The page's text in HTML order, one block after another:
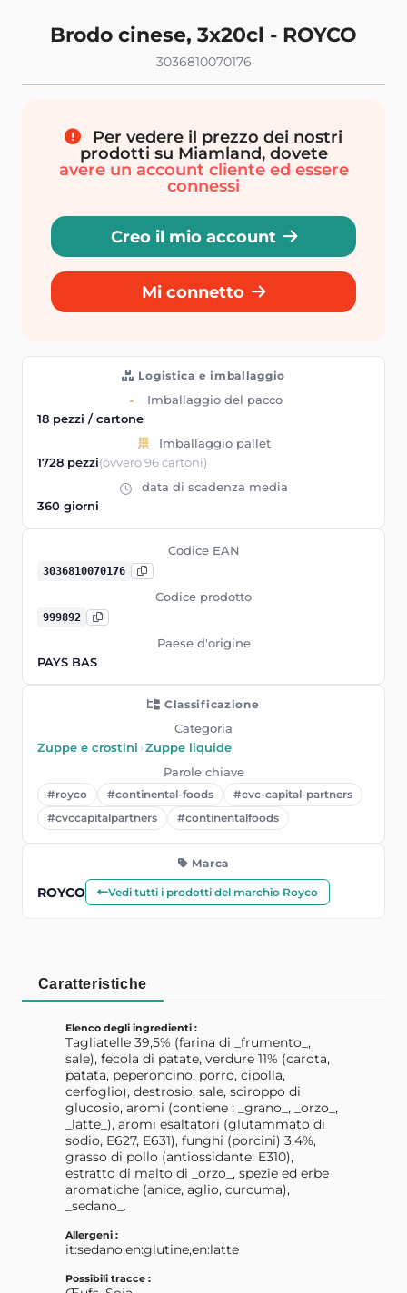
Brodo cinese, 3x20cl - ROYCO
3036810070176
Per vedere il prezzo dei nostri
prodotti su Miamland, dovete
avere un account cliente ed essere
connessi
Creo il mio account
Mi connetto
Logistica e imballaggio
Imballaggio del pacco
18 pezzi / cartone
Imballaggio pallet
1728 pezzi(ovvero 96 cartoni)
data di scadenza media
360 giorni
Codice EAN
3036810070176
Codice prodotto
999892
Paese d'origine
PAYS BAS
Classificazione
Categoria
Zuppe e crostini ›Zuppe liquide
Parole chiave
#royco #continental-foods
#cvc-capital-partners
#cvccapitalpartners
#continentalfoods
Marca
ROYCO Vedi tutti i prodotti del marchio Royco
Caratteristiche
Elenco degli ingredienti :
Tagliatelle 39,5% (farina di _frumento_,
sale), fecola di patate, verdure 11% (carota,
patata, peperoncino, porro, cipolla,
cerfoglio), destrosio, sale, sciroppo di
glucosio, aromi (contiene : _grano_, _orzo_,
_latte_), aromi esaltatori (glutammato di
sodio, E627, E631), funghi (porcini) 3,4%,
grasso di pollo (antiossidante: E310),
estratto di malto di _orzo_, spezie ed erbe
aromatiche (anice, aglio, curcuma),
_sedano_.
Allergeni :
it:sedano,en:glutine,en:latte
Possibili tracce :